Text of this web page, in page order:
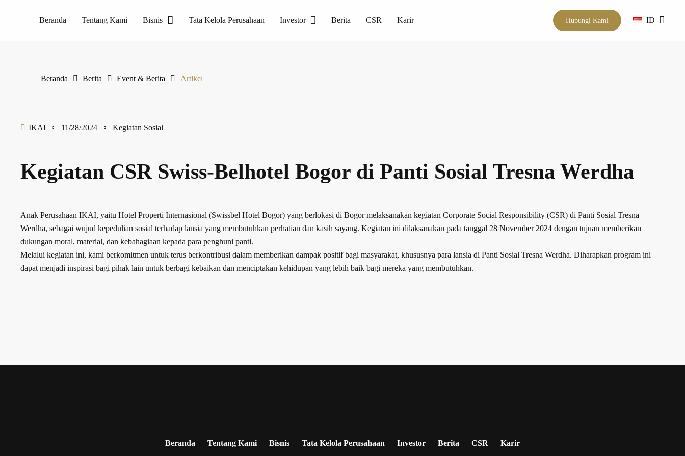
Beranda Tentang Kami Bisnis Tata Kelola Perusahaan Investor Berita CSR Karir Hubungi Kami ID
Beranda Berita Event & Berita Artikel
IKAI 11/28/2024 Kegiatan Sosial
Kegiatan CSR Swiss-Belhotel Bogor di Panti Sosial Tresna Werdha
Anak Perusahaan IKAI, yaitu Hotel Properti Internasional (Swissbel Hotel Bogor) yang berlokasi di Bogor melaksanakan kegiatan Corporate Social Responsibility (CSR) di Panti Sosial Tresna
Werdha, sebagai wujud kepedulian sosial terhadap lansia yang membutuhkan perhatian dan kasih sayang. Kegiatan ini dilaksanakan pada tanggal 28 November 2024 dengan tujuan memberikan
dukungan moral, material, dan kebahagiaan kepada para penghuni panti.
Melalui kegiatan ini, kami berkomitmen untuk terus berkontribusi dalam memberikan dampak positif bagi masyarakat, khususnya para lansia di Panti Sosial Tresna Werdha. Diharapkan program ini
dapat menjadi inspirasi bagi pihak lain untuk berbagi kebaikan dan menciptakan kehidupan yang lebih baik bagi mereka yang membutuhkan.
Beranda Tentang Kami Bisnis Tata Kelola Perusahaan Investor Berita CSR Karir